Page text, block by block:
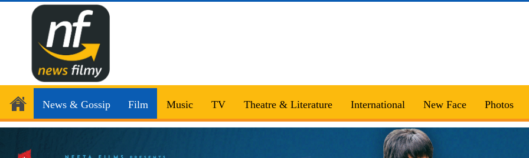
News & Gossip Film Music TV Theatre & Literature International New Face Photos